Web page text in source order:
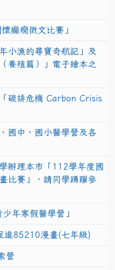
癲癇徵文比賽」
小漁的尋寶奇航記」及
養殖篇）」電子繪本之
碳排危機 Carbon Crisis
國中、國小醫學營及各
辦理本市「112學年度國
比賽」，請同學踴躍參
年寒假醫學營」
進85210漫畫(七年級)
營